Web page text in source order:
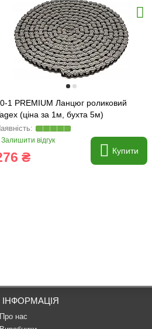
1 PREMIUM Ланцюг роликовий
(ціна за 1м, бухта 5м)
Залишити відгук
₴ Купити
ІНФОРМАЦІЯ
Про нас